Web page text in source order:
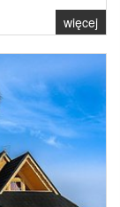
więcej